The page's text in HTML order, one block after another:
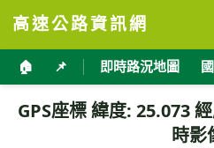
高速公路資訊網
🏠 📌 即時路況地圖
GPS座標 緯度: 25.073
時影